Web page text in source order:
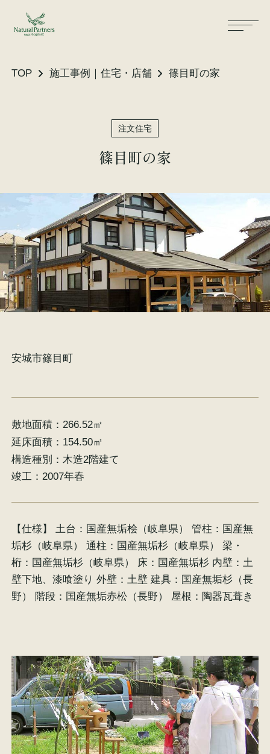
TOP 施工事例｜住宅・店舗 篠目町の家
注文住宅
篠目町の家
安城市篠目町
敷地面積：266.52㎡
延床面積： 154.50㎡
構造種別： 木造2階建て
竣工：2007年春
【仕様】 土台：国産無垢桧（岐阜県） 管柱：国産無
垢杉（岐阜県） 通柱：国産無垢杉（岐阜県） 梁・
桁：国産無垢杉（岐阜県） 床：国産無垢杉 内壁：土
壁下地、漆喰塗り 外壁：土壁 建具：国産無垢杉（長
野） 階段：国産無垢赤松（長野） 屋根：陶器瓦葺き
性能・素材
リノベーション
保証・保険
会社概要
スタッフ紹介
オンラインショップ
イベント情報 来場予約
資料請求 お問い合わせ